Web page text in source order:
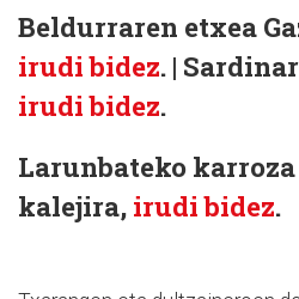
Beldurraren etxea
irudi bidez. |
irudi bidez.
Larunbateko
kalejira, irudi bidez.